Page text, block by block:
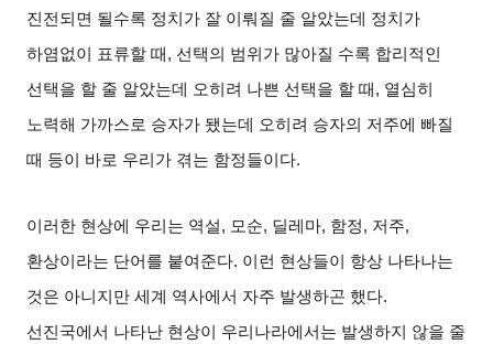
진전되면 될수록 정치가 잘 이뤄질 줄 알았는데 정치가
하염없이 표류할 때 , 선택의 범위가 많아질 수록 합리적인
선택을 할 줄 알았는데 오히려 나쁜 선택을 할 때 , 열심히
노력해 가까스로 승자가 됐는데 오히려 승자의 저주에 빠질
때 등이 바로 우리가 겪는 함정들이다.
이러한 현상에 우리는 역설, 모순, 딜레마, 함정, 저주,
환상이라는 단어를 붙여준다. 이런 현상들이 항상 나타나는
것은 아니지만 세계 역사에서 자주 발생하곤 했다.
선진국에서 나타난 현상이 우리나라에서는 발생하지 않을 줄